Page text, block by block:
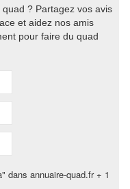
? Partagez vos avis
et aidez nos amis
pour faire du quad
dans annuaire-quad.fr + 1